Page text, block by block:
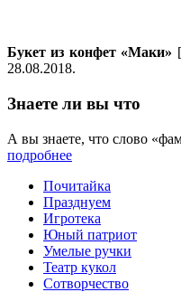
Букет из конфет «Маки»
28.08.2018.
Знаете ли вы что
А вы знаете, что слово
подробнее
Почитайка
Празднуем
Игротека
Юный патриот
Умелые ручки
Театр кукол
Сотворчество